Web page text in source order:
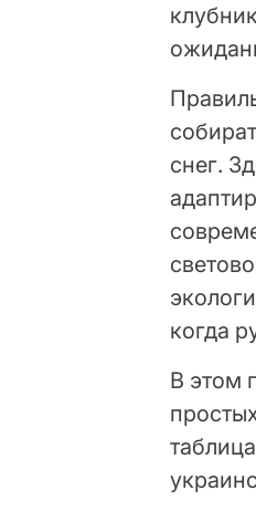
снег.
когда
В этом